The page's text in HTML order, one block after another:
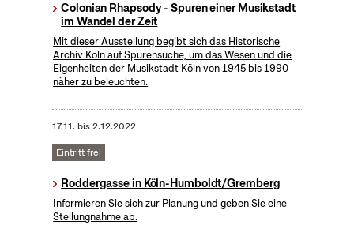
Colonian Rhapsody - Spuren einer Musikstadt
im Wandel der Zeit
Mit dieser Ausstellung begibt sich das Historische
Archiv Köln auf Spurensuche, um das Wesen und die
Eigenheiten der Musikstadt Köln von 1945 bis 1990
näher zu beleuchten.
17.11. bis2.12.2022
Eintritt frei
Roddergasse in Köln-Humboldt/Gremberg
Informieren Sie sich zur Planung und geben Sie eine
Stellungnahme ab.